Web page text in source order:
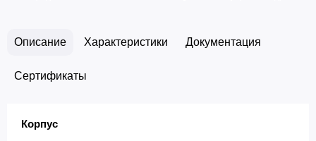
Описание Характеристики Документация
Сертификаты
Корпус